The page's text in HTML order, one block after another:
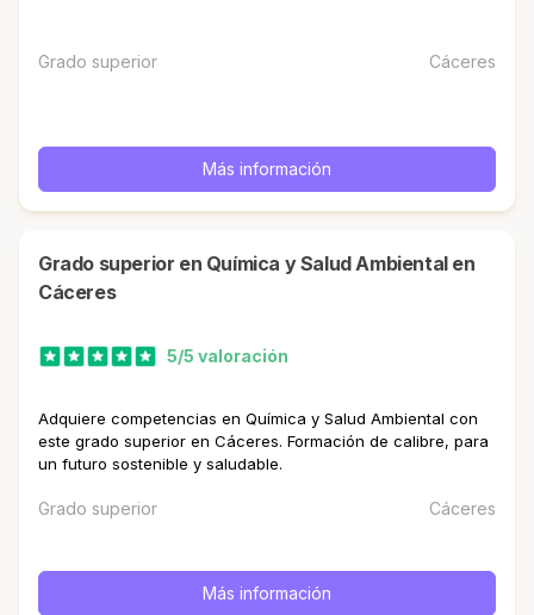
Grado superior Cáceres
Más información
Grado superior en Química y Salud Ambiental en
Cáceres
5/5 valoración
Adquiere competencias en Química y Salud Ambiental con
este grado superior en Cáceres. Formación de calibre, para
un futuro sostenible y saludable.
Grado superior Cáceres
Más información